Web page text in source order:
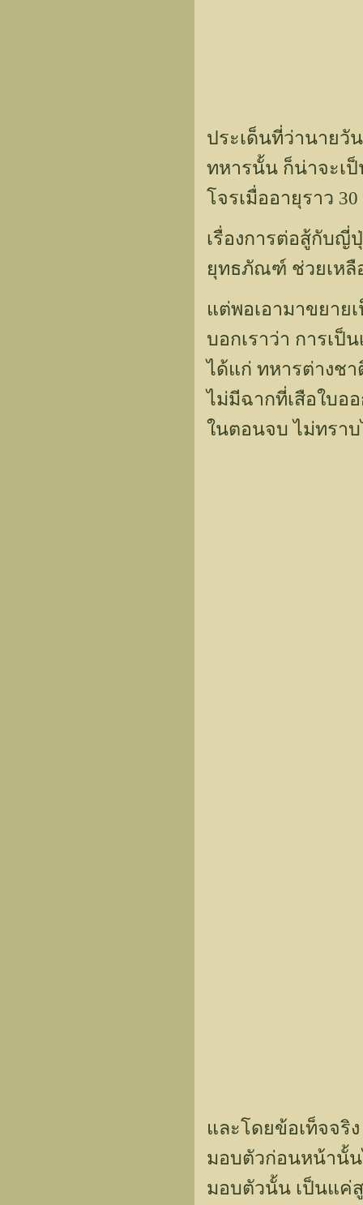
ประเด็นที่ว่านายวั
ทหารนั้น ก็น่าจะเป็
โจรเมื่ออายุราว
เรื่องการต่อสู้กับญี่
ยุทธภัณฑ์ ช่วยเหลื
แต่พอเอามาขยาย
บอกเราว่า การเป็
ได้แก่ ทหารต่างช
ไม่มีฉากที่เสือใบอ
ในตอนจบ ไม่ทรา
และโดยข้อเท็จจริ
มอบตัวก่อนหน้านั้น
มอบตัวนั้น เป็นแค่